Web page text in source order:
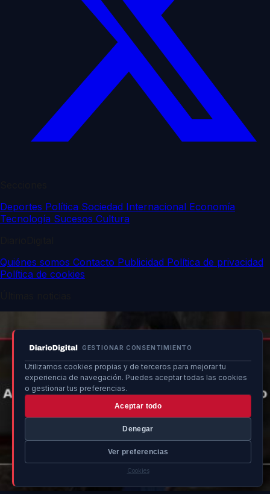
GESTIONAR CONSENTIMIENTO
Utilizamos cookies propias y de terceros para mejorar tu
experiencia de navegación. Puedes aceptar todas las cookies
o gestionar tus preferencias.
Aceptar todo
Denegar
Ver preferencias
Cookies
Deportes Política Sociedad Internacional Economía
Tecnología Sucesos Cultura
Quiénes somos Contacto Publicidad Política de privacidad
Política de cookies